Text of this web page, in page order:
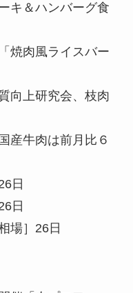
キ＆ハンバーグ食
焼肉風ライスバー
向上研究会、枝肉
産牛肉は前月比６
日
日
場］26日